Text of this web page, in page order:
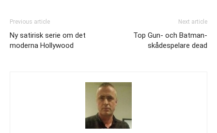
Previous article
Ny satirisk serie om det
moderna Hollywood
Next article
Top Gun- och Batman-
skådespelare dead